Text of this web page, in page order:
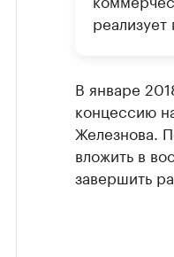
В январе
концессию
Железнова.
вложить в
завершить